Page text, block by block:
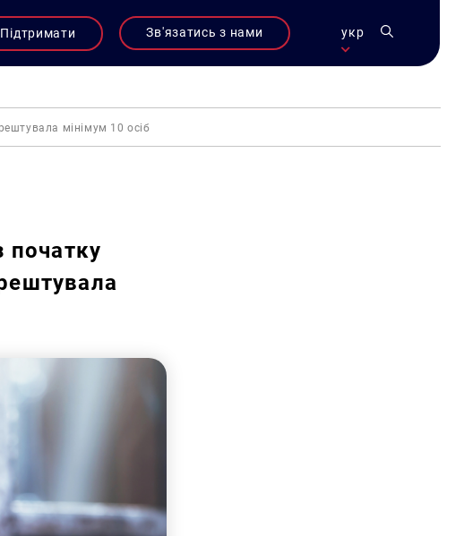
Підтримати Зв'язатись з нами укр
мінімум 10 осіб
початку